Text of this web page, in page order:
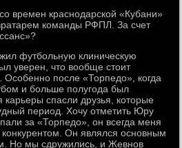
времен краснодарской «Кубани»
команды РФПЛ. За счет
футбольную клиническую
уверен, что вообще стоит
Особенно после «Торпедо», когда
и больше полугода был
спасли друзья, которые
период. Хочу отметить Юру
за «Торпедо», он всегда меня
Он являлся основным
Но мы сдружились, и Жевнов